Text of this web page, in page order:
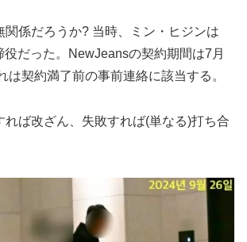
関係だろうか? 当時、ミン・ヒジンは
だった。NewJeansの契約期間は7月
は契約満了前の事前連絡に該当する。
れば改ざん、失敗すれば(単なる)打ち合